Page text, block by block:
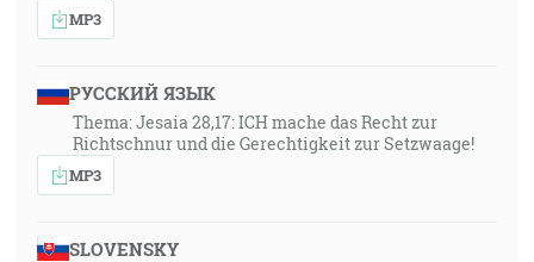
MP3
РУССКИЙ ЯЗЫК
Thema: Jesaia 28,17: ICH mache das Recht zur
Richtschnur und die Gerechtigkeit zur Setzwaage!
MP3
SLOVENSKY